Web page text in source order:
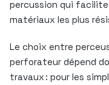
percussion qui facilite
matériaux les plus
Le choix entre
perforateur dépend
travaux : pour les